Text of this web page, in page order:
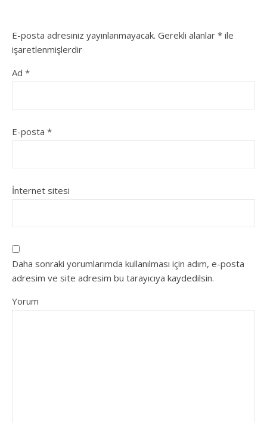
E-posta adresiniz yayınlanmayacak. Gerekli alanlar * ile
işaretlenmişlerdir
Ad *
E-posta *
İnternet sitesi
Daha sonraki yorumlarımda kullanılması için adım, e-posta
adresim ve site adresim bu tarayıcıya kaydedilsin.
Yorum